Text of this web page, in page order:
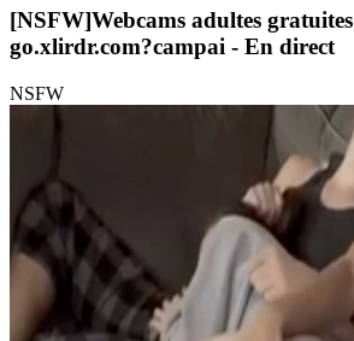
[NSFW]Webcams adultes gratuites
go.xlirdr.com?campai - En direct
NSFW